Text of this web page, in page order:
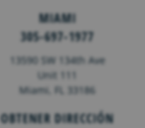
MIAMI
305-697-1977
13590 SW 134th Ave
Unit 111
Miami, FL 33186
OBTENER DIRECCIÓN